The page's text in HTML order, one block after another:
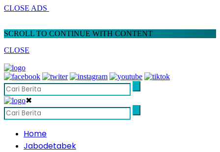
CLOSE ADS
SCROLL TO CONTINUE WITH CONTENT
CLOSE
✖
Home
Jabodetabek